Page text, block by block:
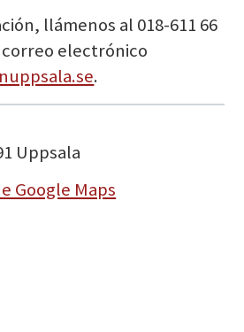
llámenos al 018-611 66
electrónico
.
Uppsala
Google Maps